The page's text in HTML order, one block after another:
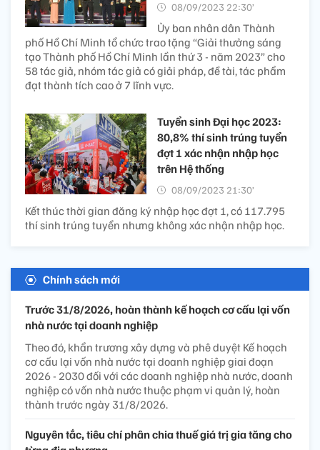
08/09/2023 22:30’
Ủy ban nhân dân Thành
phố Hồ Chí Minh tổ chức trao tặng “Giải thưởng sáng
tạo Thành phố Hồ Chí Minh lần thứ 3 - năm 2023” cho
58 tác giả, nhóm tác giả có giải pháp, đề tài, tác phẩm
đạt thành tích cao ở 7 lĩnh vực.
Tuyển sinh Đại học 2023:
80,8% thí sinh trúng tuyển
đợt 1 xác nhận nhập học
trên Hệ thống
08/09/2023 21:30’
Kết thúc thời gian đăng ký nhập học đợt 1, có 117.795
thí sinh trúng tuyển nhưng không xác nhận nhập học.
Chính sách mới
Trước 31/8/2026, hoàn thành kế hoạch cơ cấu lại vốn
nhà nước tại doanh nghiệp
Theo đó, khẩn trương xây dựng và phê duyệt Kế hoạch
cơ cấu lại vốn nhà nước tại doanh nghiệp giai đoạn
2026 - 2030 đối với các doanh nghiệp nhà nước, doanh
nghiệp có vốn nhà nước thuộc phạm vi quản lý, hoàn
thành trước ngày 31/8/2026.
Nguyên tắc, tiêu chí phân chia thuế giá trị gia tăng cho